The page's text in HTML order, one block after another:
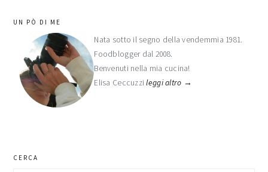
barra
laterale
primaria
UN PÒ DI ME
Nata sotto il segno della vendemmia 1981.
Foodblogger dal 2008.
Benvenuti nella mia cucina!
Elisa Ceccuzzileggi altro →
CERCA